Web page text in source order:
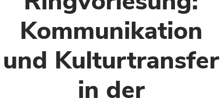
Kommunikation
und Kulturtransfer
in der